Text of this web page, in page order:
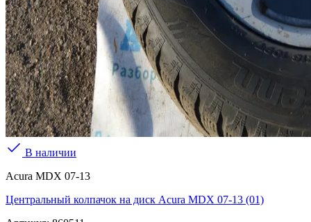
В наличии
Acura MDX 07-13
Центральный колпачок на диск Acura MDX 07-13 (01)